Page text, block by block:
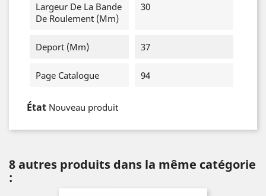
Largeur De La Bande
De Roulement (mm)
30
Deport (mm) 37
Page Catalogue 94
État Nouveau produit
8 autres produits dans la même catégorie
: